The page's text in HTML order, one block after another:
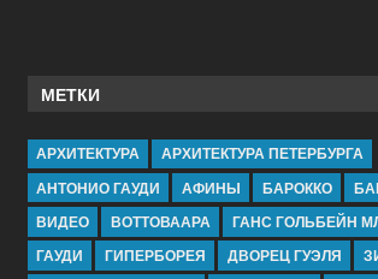
МЕТКИ
АРХИТЕКТУРА
АРХИТЕКТУРА ПЕТЕРБУРГА
АНТОНИО ГАУДИ
АФИНЫ БАРОККО
ВИДЕО
ВОТТОВААРА
ГАНС ГОЛЬБЕЙН
ГАУДИ
ГИПЕРБОРЕЯ ДВОРЕЦ ГУЭЛЯ